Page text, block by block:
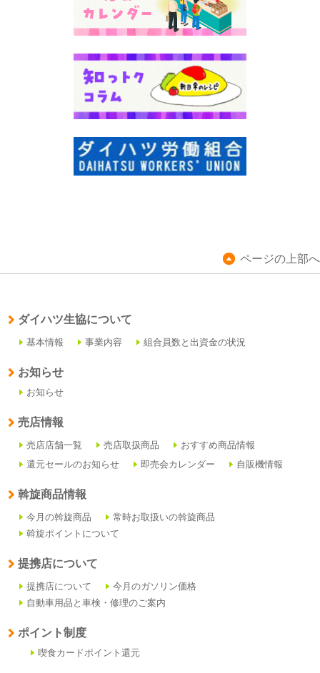
ページの上部へ
ダイハツ生協について
基本情報 事業内容 組合員数と出資金の状況
お知らせ
お知らせ
売店情報
売店店舗一覧 売店取扱商品
おすすめ商品情報
還元セールのお知らせ
即売会カレンダー 自販機情報
斡旋商品情報
今月の斡旋商品
常時お取扱いの斡旋商品
斡旋ポイントについて
提携店について
提携店について
今月のガソリン価格
自動車用品と車検・修理のご案内
ポイント制度
喫食カードポイント還元